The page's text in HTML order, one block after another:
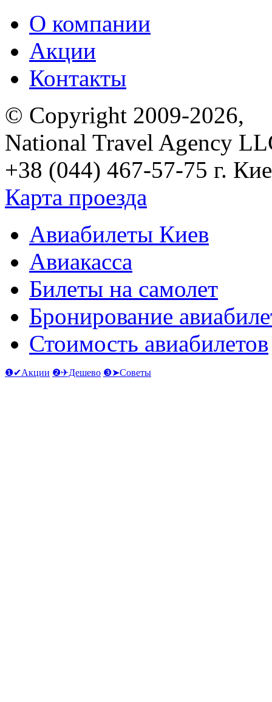
О компании
Акции
Контакты
© Copyright 2009-2026,
National Travel Agency
+38 (044) 467-57-75 г.
Карта проезда
Авиабилеты Киев
Авиакасса
Билеты на самолет
Бронирование
Стоимость авиабилетов
❶✔Акции ❷✈Дешево ❸➤Советы